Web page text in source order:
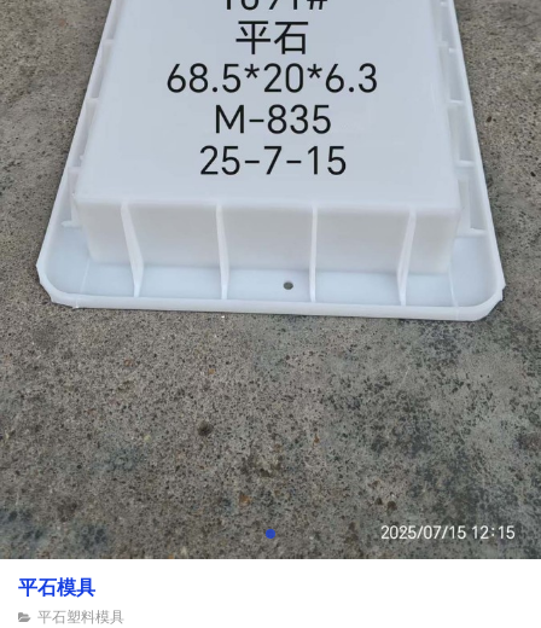
平石模具
平石塑料模具